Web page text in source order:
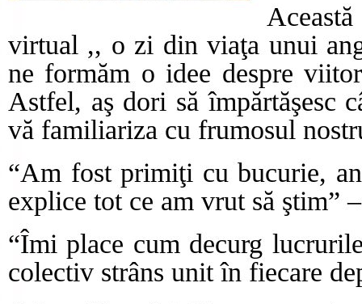
virtual ,, o zi din viaţa unui
ne formăm o idee despre
Astfel, aş dori să împărtăşesc
vă familiariza cu frumosul
“Am fost primiţi cu bucurie,
explice tot ce am vrut să ştim”
“Îmi place cum decurg
colectiv strâns unit în fiecare